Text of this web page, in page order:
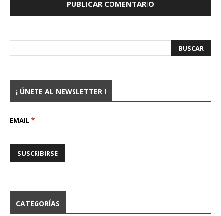
¡ ÚNETE AL NEWSLETTER !
EMAIL*
CATEGORÍAS